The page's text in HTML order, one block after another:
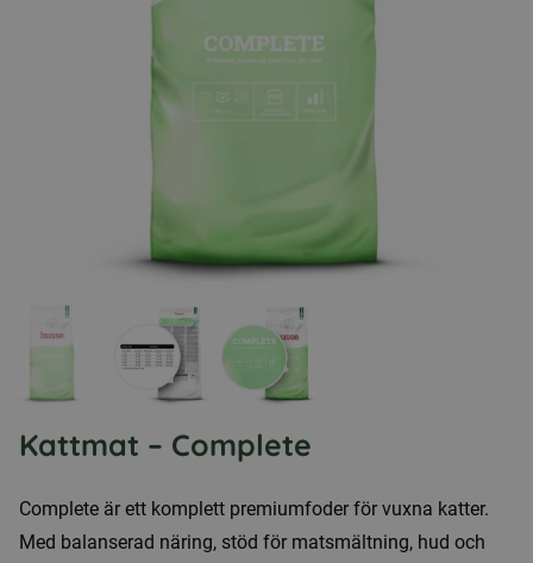
Kattmat – Complete
Complete är ett komplett premiumfoder för vuxna katter.
Med balanserad näring, stöd för matsmältning, hud och